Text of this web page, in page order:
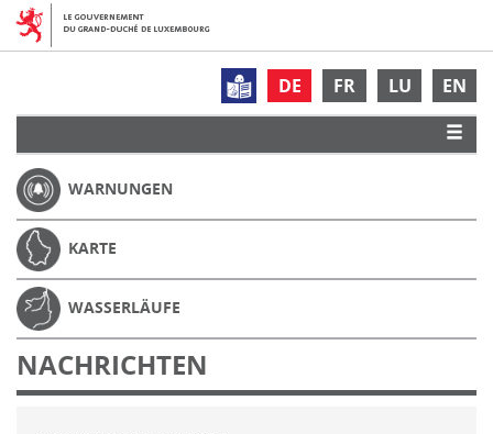
DE FR LU EN
WARNUNGEN
KARTE
WASSERLÄUFE
NACHRICHTEN